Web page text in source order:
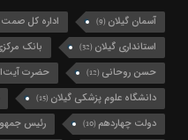
آسمان گیلان (9) اداره کل صمت
استانداری گیلان (32) بانک
حسن روحانی (12) حضرت
دانشگاه علوم پزشکی گیلان (15)
دولت چهاردهم (10) رئیس